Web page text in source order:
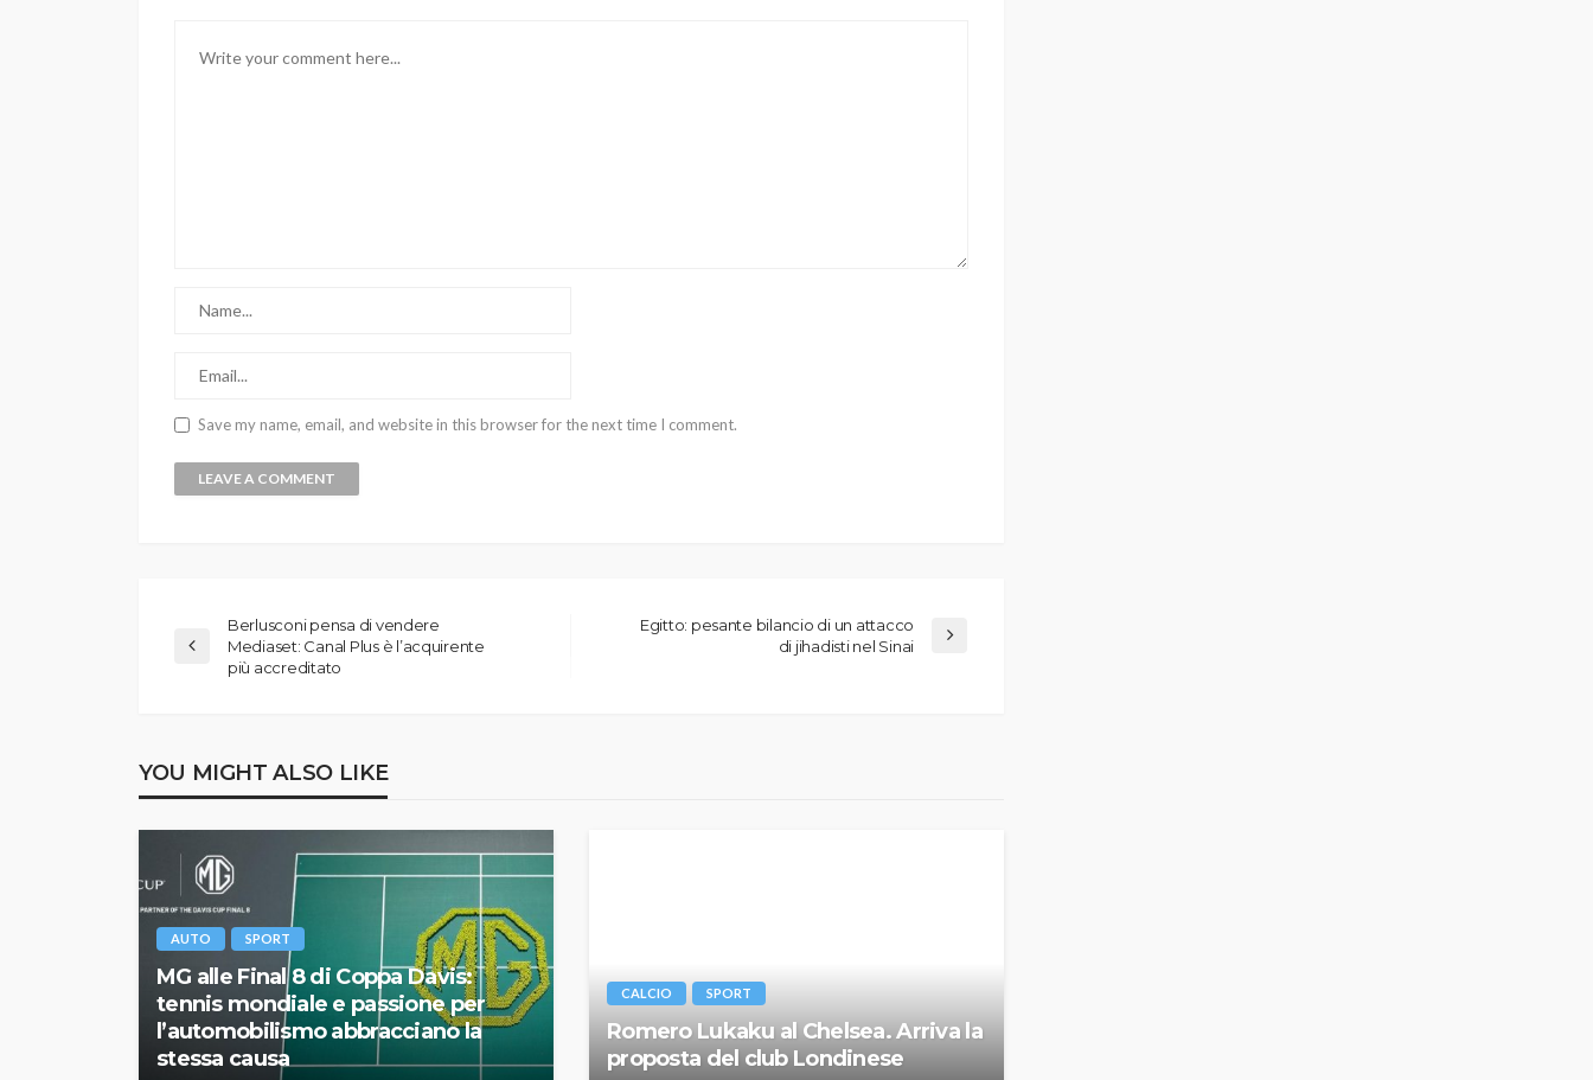
Save my name, email, and website in this browser for the next time I comment.
Berlusconi pensa di vendere
Mediaset: Canal Plus è l’acquirente
più accreditato
Egitto: pesante bilancio di un attacco
di jihadisti nel Sinai
YOU MIGHT ALSO LIKE
AUTO SPORT
MG alle Final 8 di Coppa Davis:
tennis mondiale e passione per
l’automobilismo abbracciano la
stessa causa
CALCIO SPORT
Romero Lukaku al Chelsea. Arriva la
proposta del club Londinese